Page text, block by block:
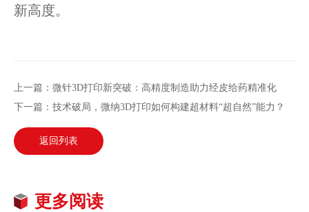
新高度。
上一篇：微针3D打印新突破：高精度制造助力经皮给药精准化
下一篇：技术破局，微纳3D打印如何构建超材料“超自然”能力？
返回列表
更多阅读